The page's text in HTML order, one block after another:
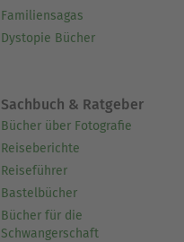
Familiensagas
Dystopie Bücher
Sachbuch & Ratgeber
Bücher über Fotografie
Reiseberichte
Reiseführer
Bastelbücher
Bücher für die
Schwangerschaft